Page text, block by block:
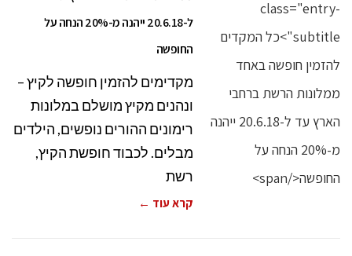
ל-20.6.18 ייהנה מ-20% הנחה על
החופשה
מקדימים להזמין חופשה לקיץ –
ונהנים מקיץ מושלם במלונות
רימונים ההורים נופשים, הילדים
מבלים. לכבוד חופשת הקיץ,
רשת
קרא עוד ←